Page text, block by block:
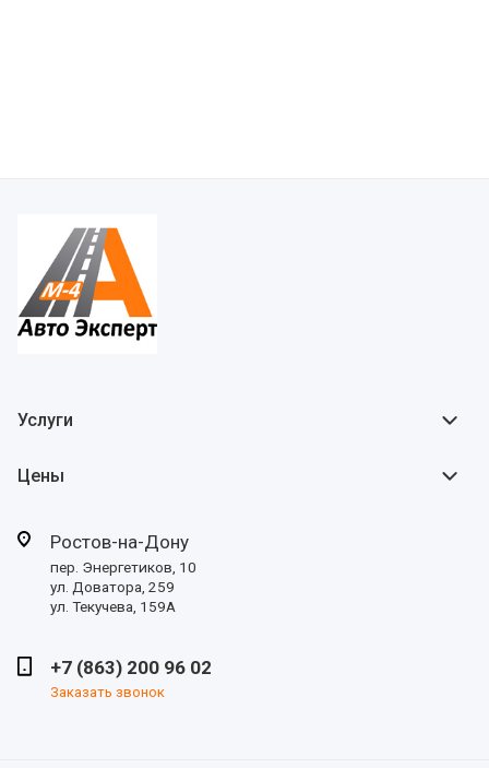
Услуги
Цены
Ростов-на-Дону
пер. Энергетиков, 10
ул. Доватора, 259
ул. Текучева, 159А
+7 (863) 200 96 02
Заказать звонок